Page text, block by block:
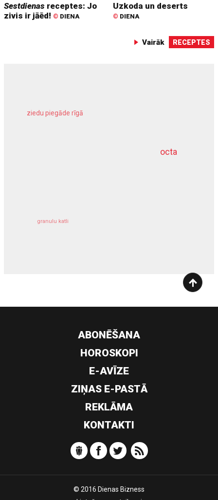
Sestdienas receptes: Jo
zivis ir jāēd! © DIENA
Uzkoda un deserts
© DIENA
Vairāk RECEPTES
octa
ziedu piegāde rīgā
granulu katli
dziļurbums
ABONĒŠANA
HOROSKOPI
E-AVĪZE
ZIŅAS E-PASTĀ
REKLĀMA
KONTAKTI
© 2016 Dienas Bizness